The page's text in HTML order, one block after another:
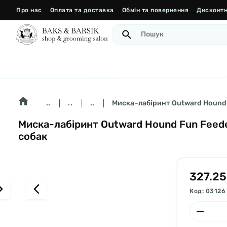
Про нас Оплата та доставка Обмін та повернення
.. .. .. Миска-лабіринт Outward Hound
Миска-лабіринт Outward Hound Fun
собак
Код: 03126